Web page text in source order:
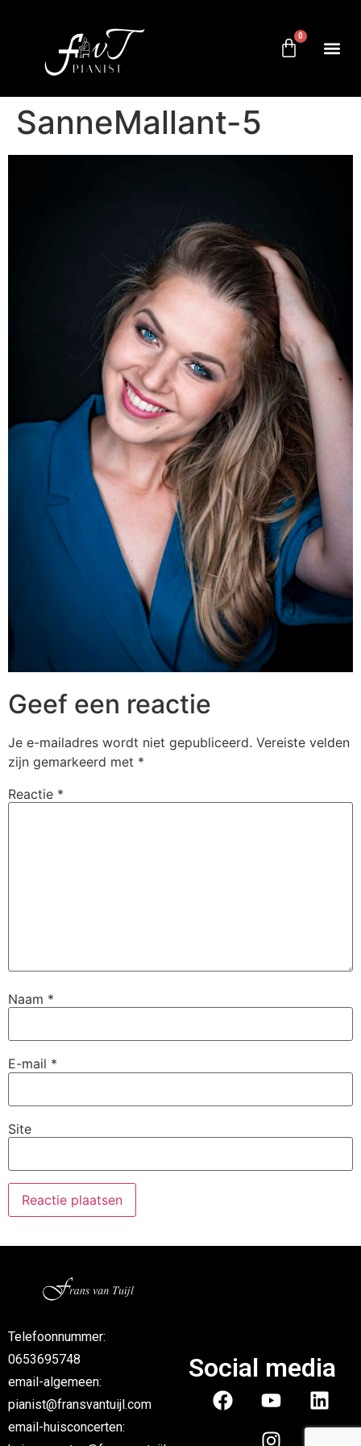
0
SanneMallant-5
Geef een reactie
Je e-mailadres wordt niet gepubliceerd. Vereiste velden
zijn gemarkeerd met *
Reactie *
Naam *
E-mail *
Site
Telefoonnummer:
0653695748
email-algemeen:
pianist@fransvantuijl.com
email-huisconcerten:
Social media